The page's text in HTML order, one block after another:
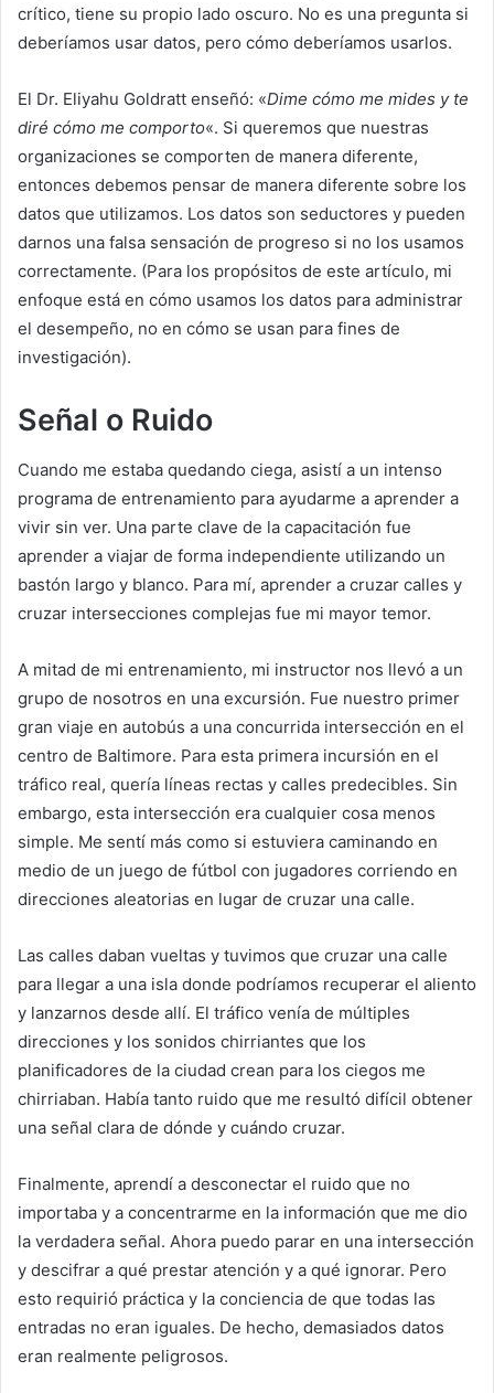
crítico, tiene su propio lado oscuro. No es una pregunta si
deberíamos usar datos, pero cómo deberíamos usarlos.
El Dr. Eliyahu Goldratt enseñó: «Dime cómo me mides y te
diré cómo me comporto«. Si queremos que nuestras
organizaciones se comporten de manera diferente,
entonces debemos pensar de manera diferente sobre los
datos que utilizamos. Los datos son seductores y pueden
darnos una falsa sensación de progreso si no los usamos
correctamente. (Para los propósitos de este artículo, mi
enfoque está en cómo usamos los datos para administrar
el desempeño, no en cómo se usan para fines de
investigación).
Señal o Ruido
Cuando me estaba quedando ciega, asistí a un intenso
programa de entrenamiento para ayudarme a aprender a
vivir sin ver. Una parte clave de la capacitación fue
aprender a viajar de forma independiente utilizando un
bastón largo y blanco. Para mí, aprender a cruzar calles y
cruzar intersecciones complejas fue mi mayor temor.
A mitad de mi entrenamiento, mi instructor nos llevó a un
grupo de nosotros en una excursión. Fue nuestro primer
gran viaje en autobús a una concurrida intersección en el
centro de Baltimore. Para esta primera incursión en el
tráfico real, quería líneas rectas y calles predecibles. Sin
embargo, esta intersección era cualquier cosa menos
simple. Me sentí más como si estuviera caminando en
medio de un juego de fútbol con jugadores corriendo en
direcciones aleatorias en lugar de cruzar una calle.
Las calles daban vueltas y tuvimos que cruzar una calle
para llegar a una isla donde podríamos recuperar el aliento
y lanzarnos desde allí. El tráfico venía de múltiples
direcciones y los sonidos chirriantes que los
planificadores de la ciudad crean para los ciegos me
chirriaban. Había tanto ruido que me resultó difícil obtener
una señal clara de dónde y cuándo cruzar.
Finalmente, aprendí a desconectar el ruido que no
importaba y a concentrarme en la información que me dio
la verdadera señal. Ahora puedo parar en una intersección
y descifrar a qué prestar atención y a qué ignorar. Pero
esto requirió práctica y la conciencia de que todas las
entradas no eran iguales. De hecho, demasiados datos
eran realmente peligrosos.